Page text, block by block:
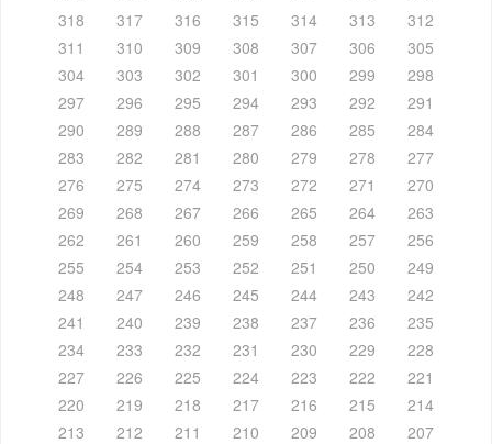
318
317 316 315 314 313
312
311
310 309 308 307 306
305
304
303 302 301 300 299
298
297
296 295 294 293 292
291
290
289 288 287 286 285
284
283
282 281 280 279 278
277
276
275 274 273 272 271
270
269
268 267 266 265 264
263
262
261 260 259 258 257
256
255
254 253 252 251 250
249
248
247 246 245 244 243
242
241
240 239 238 237 236
235
234
233 232 231 230 229
228
227
226 225 224 223 222
221
220
219 218 217 216 215
214
213
212 211 210 209 208
207